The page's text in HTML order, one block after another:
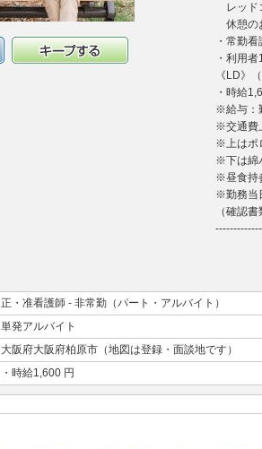
レッド
休憩の
・常勤
・利用
《LD》
・時給
※給与：
※交通費
※上はポ
※下は綿
※昼食持
※勤務当
（確認
正・准看護師 - 非常勤（パート・アルバイト）
単発アルバイト
大阪府大阪府柏原市（地図は登録・面談地です）
・時給1,600 円